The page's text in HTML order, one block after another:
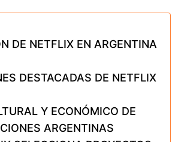
DE NETFLIX EN ARGENTINA
DESTACADAS DE NETFLIX
Y ECONÓMICO DE
ARGENTINAS